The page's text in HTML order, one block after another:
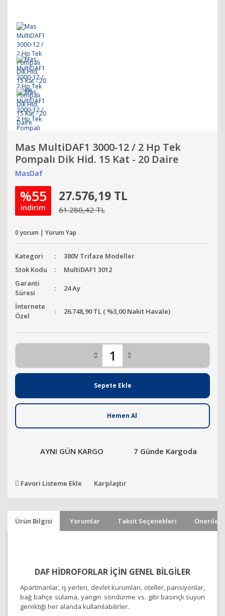
Mas MultiDAF1 3000-12 / 2 Hp Tek
Pompalı Dik Hid. 15 Kat - 20 Daire
MasDaf
%55
indirim
27.576,19 TL
61.280,42 TL
0 yorum | Yorum Yap
Kategori
380V Trifaze Modeller
Stok Kodu
MultiDAF1 3012
Garanti
Süresi
24 Ay
İnternete
Özel
26.748,90 TL ( %3,00 Nakit Havale)
Sepete Ekle
Hemen Al
AYNI GÜN KARGO 7 Günde Kargoda
Favori Listeme Ekle Karşılaştır
Ürün Bilgisi Yorumlar Taksit Seçenekleri
DAF HİDROFORLAR İÇİN GENEL BİLGİLER
Apartmanlar, iş yerleri, devlet kurumları, oteller, pansiyonlar,
bağ bahçe sulama, yangın söndürme vs. gibi basınçlı suyun
gerektiği her alanda kullanılabilirler.